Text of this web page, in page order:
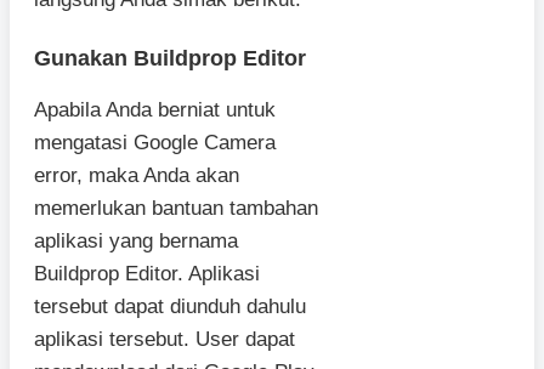
Gunakan Buildprop Editor
Apabila Anda berniat untuk
mengatasi Google Camera
error, maka Anda akan
memerlukan bantuan tambahan
aplikasi yang bernama
Buildprop Editor. Aplikasi
tersebut dapat diunduh dahulu
aplikasi tersebut. User dapat